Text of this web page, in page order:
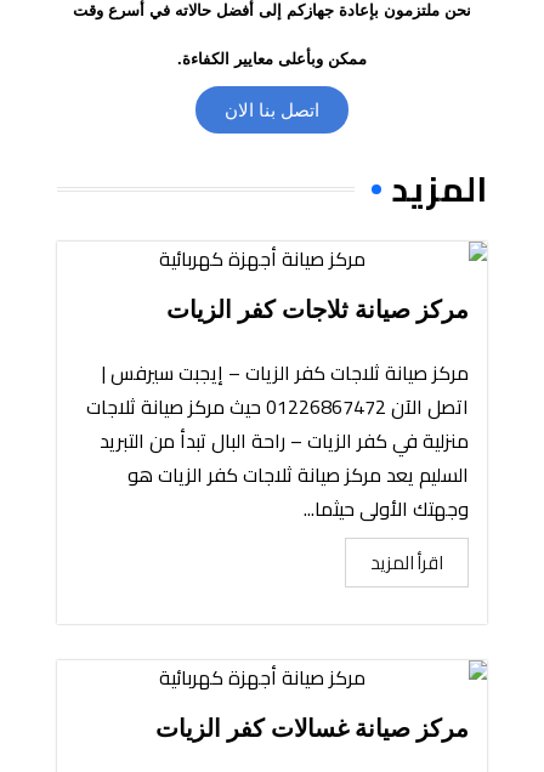
نحن ملتزمون بإعادة جهازكم إلى أفضل حالاته في أسرع وقت
ممكن وبأعلى معايير الكفاءة.
اتصل بنا الان
المزيد
مركز صيانة ثلاجات كفر الزيات
مركز صيانة ثلاجات كفر الزيات – إيجبت سيرفس |
اتصل الآن 01226867472 حيث مركز صيانة ثلاجات
منزلية في كفر الزيات – راحة البال تبدأ من التبريد
السليم يعد مركز صيانة ثلاجات كفر الزيات هو
وجهتك الأولى حيثما...
اقرأ المزيد
مركز صيانة غسالات كفر الزيات